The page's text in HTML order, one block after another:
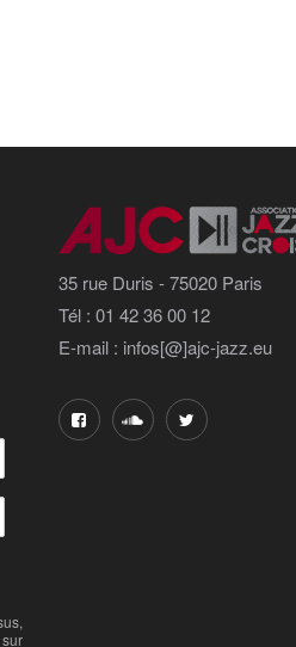
35 rue Duris - 75020 Paris
Tél : 01 42 36 00 12
E-mail : infos[@]ajc-jazz.eu